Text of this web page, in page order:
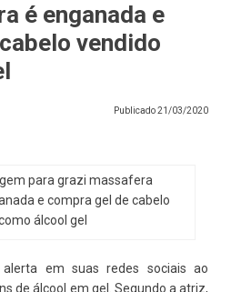
é enganada e
vendido
Publicado21/03/2020
e compra gel de cabelo
álcool gel
em suas redes sociais ao
de álcool em gel. Segundo a atriz,